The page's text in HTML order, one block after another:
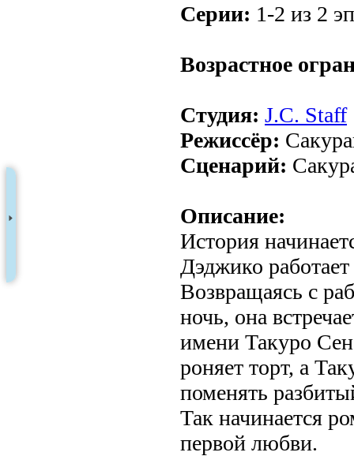
Серии: 1-2 из 2
Возрастное
Студия: J.C. Staff
Режиссёр:
Сценарий:
Описание:
История
Дэджико
Возвращаясь с
ночь, она
имени Такуро
роняет торт, а
поменять
Так начинается
первой любви.